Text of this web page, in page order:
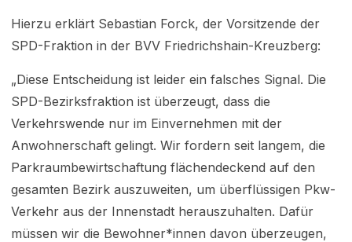
Hierzu erklärt Sebastian Forck, der Vorsitzende der
SPD-Fraktion in der BVV Friedrichshain-Kreuzberg:
„Diese Entscheidung ist leider ein falsches Signal. Die
SPD-Bezirksfraktion ist überzeugt, dass die
Verkehrswende nur im Einvernehmen mit der
Anwohnerschaft gelingt. Wir fordern seit langem, die
Parkraumbewirtschaftung flächendeckend auf den
gesamten Bezirk auszuweiten, um überflüssigen Pkw-
Verkehr aus der Innenstadt herauszuhalten. Dafür
müssen wir die Bewohner*innen davon überzeugen,